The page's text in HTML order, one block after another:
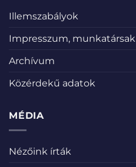
Illemszabályok
Impresszum, munkatársak
Archívum
Közérdekű adatok
MÉDIA
Nézőink írták